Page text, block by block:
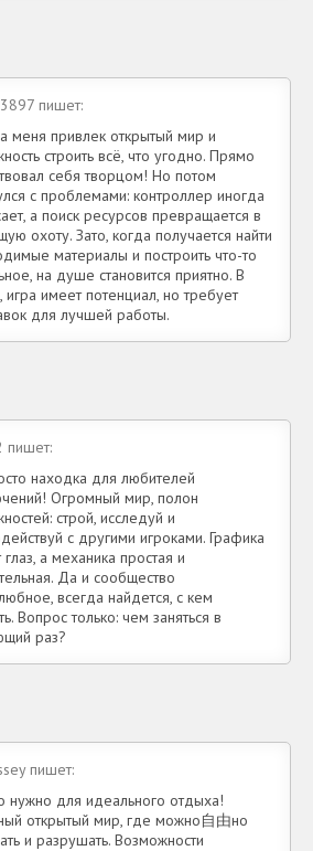
пишет:
меня привлек открытый мир и
строить всё, что угодно. Прямо
себя творцом! Но потом
с проблемами: контроллер иногда
а поиск ресурсов превращается в
охоту. Зато, когда получается найти
материалы и построить что-то
на душе становится приятно. В
имеет потенциал, но требует
для лучшей работы.
пишет:
находка для любителей
Огромный мир, полон
строй, исследуй и
с другими игроками. Графика
а механика простая и
Да и сообщество
всегда найдется, с кем
Вопрос только: чем заняться в
раз?
пишет:
нужно для идеального отдыха!
открытый мир, где можно自由но
и разрушать. Возможности